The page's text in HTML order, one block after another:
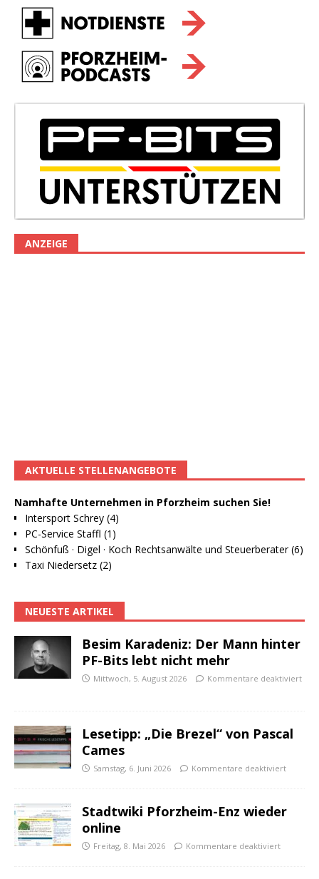
ANZEIGE
AKTUELLE STELLENANGEBOTE
Namhafte Unternehmen in Pforzheim suchen Sie!
Intersport Schrey (4)
PC-Service Staffl (1)
Schönfuß · Digel · Koch Rechtsanwälte und Steuerberater (6)
Taxi Niedersetz (2)
NEUESTE ARTIKEL
Besim Karadeniz: Der Mann hinter
PF-Bits lebt nicht mehr
Mittwoch, 5. August 2026 Kommentare deaktiviert
Lesetipp: „Die Brezel“ von Pascal
Cames
Samstag, 6. Juni 2026 Kommentare deaktiviert
Stadtwiki Pforzheim-Enz wieder
online
Freitag, 8. Mai 2026 Kommentare deaktiviert